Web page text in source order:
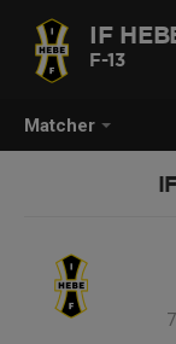
Matcher
IF
F-13